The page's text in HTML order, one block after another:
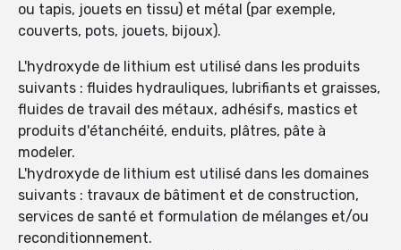
ou tapis, jouets en tissu) et métal (par exemple,
couverts, pots, jouets, bijoux).
L'hydroxyde de lithium est utilisé dans les produits
suivants : fluides hydrauliques, lubrifiants et graisses,
fluides de travail des métaux, adhésifs, mastics et
produits d'étanchéité, enduits, plâtres, pâte à
modeler.
L'hydroxyde de lithium est utilisé dans les domaines
suivants : travaux de bâtiment et de construction,
services de santé et formulation de mélanges et/ou
reconditionnement.